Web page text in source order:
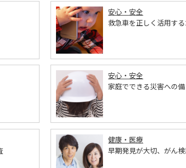
安心・安全
救急車を正しく活用す
安心・安全
家庭でできる災害への
健康・医療
早期発見が大切、がん